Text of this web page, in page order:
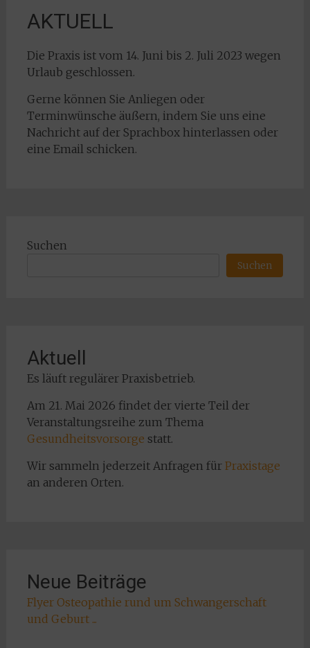
AKTUELL
Die Praxis ist vom 14. Juni bis 2. Juli 2023 wegen
Urlaub geschlossen.
Gerne können Sie Anliegen oder
Terminwünsche äußern, indem Sie uns eine
Nachricht auf der Sprachbox hinterlassen oder
eine Email schicken.
Suchen
Suchen
Aktuell
Es läuft regulärer Praxisbetrieb.
Am 21. Mai 2026 findet der vierte Teil der
Veranstaltungsreihe zum Thema
Gesundheitsvorsorge statt.
Wir sammeln jederzeit Anfragen für Praxistage
an anderen Orten.
Neue Beiträge
Flyer Osteopathie rund um Schwangerschaft
und Geburt ...